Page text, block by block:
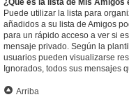
¿Qué es la lista de Mis Amigos
Puede utilizar la lista para
añadidos a su lista de Amigos
para un rápido acceso a ver si
mensaje privado. Según la
usuarios pueden visualizarse
Ignorados, todos sus mensajes
Arriba